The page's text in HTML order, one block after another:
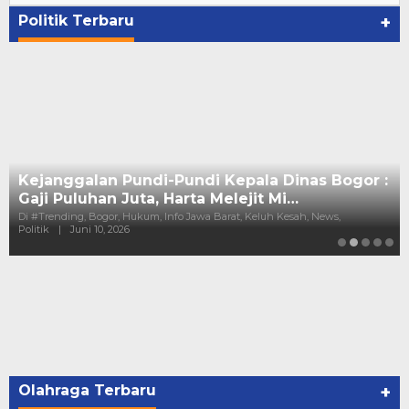
Politik Terbaru +
Kejanggalan Pundi-Pundi Kepala Dinas Bogor :
Gaji Puluhan Juta, Harta Melejit Mi…
Di #Trending, Bogor, Hukum, Info Jawa Barat, Keluh Kesah, News,
Politik
| Juni 10, 2026
Olahraga Terbaru +